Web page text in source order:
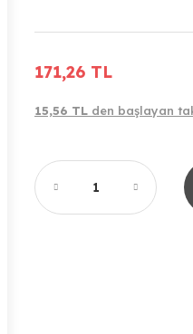
171,26 TL
15,56 TL den başlayan